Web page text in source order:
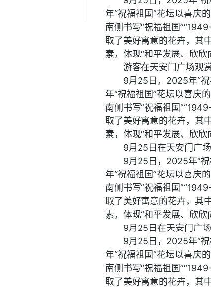
年“祝福祖国”花坛以喜庆
南侧书写“祝福祖国
取了美好寓意的花卉，其
素，体现“和平发展、欣欣
游客在天安门广场观
9月25日，2025年“
年“祝福祖国”花坛以喜庆
南侧书写“祝福祖国
取了美好寓意的花卉，其
素，体现“和平发展、欣欣
9月25日在天安门广场
9月25日，2025年“
年“祝福祖国”花坛以喜庆
南侧书写“祝福祖国
取了美好寓意的花卉，其
素，体现“和平发展、欣欣
9月25日在天安门广场
9月25日，2025年“
年“祝福祖国”花坛以喜庆
南侧书写“祝福祖国
取了美好寓意的花卉，其